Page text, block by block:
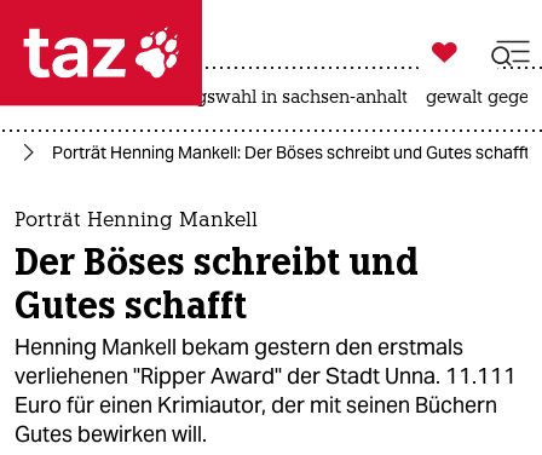
 taz zahl ich
taz zahl ich
themen
politik
öko
gesellschaft
kultur

taz zahl ich
landtagswahl in sachsen-anhalt gewalt
Porträt Henning Mankell: Der Böses schreibt und Gutes schafft
Porträt Henning Mankell
Der Böses schreibt und
Gutes schafft
Henning Mankell bekam gestern den erstmals
verliehenen "Ripper Award" der Stadt Unna. 11.111
Euro für einen Krimiautor, der mit seinen Büchern
Gutes bewirken will.